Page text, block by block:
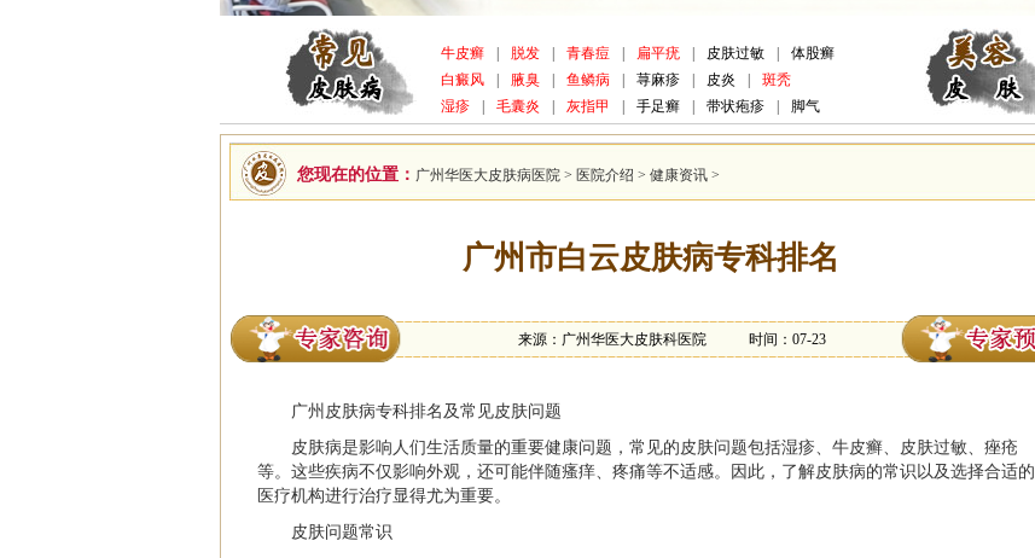
牛皮癣 脱发 青春痘 扁平疣 皮肤过敏
体股癣
白癜风
腋臭 鱼鳞病 荨麻疹 皮炎
斑秃
湿疹
毛囊炎 灰指甲 手足癣 带状疱疹 脚气
您现在的位置： 广州华医大皮肤病医院 > 医院介绍 > 健康资讯 >
广州市白云皮肤病专科排名
来源：广州华医大皮肤科医院 时间：07-23
广州皮肤病专科排名及常见皮肤问题
皮肤病是影响人们生活质量的重要健康问题，常见的皮肤问题包括湿疹、牛皮癣、皮肤过敏、痤疮
等。这些疾病不仅影响外观，还可能伴随瘙痒、疼痛等不适感。因此，了解皮肤病的常识以及选择合适的
医疗机构进行治疗显得尤为重要。
皮肤问题常识